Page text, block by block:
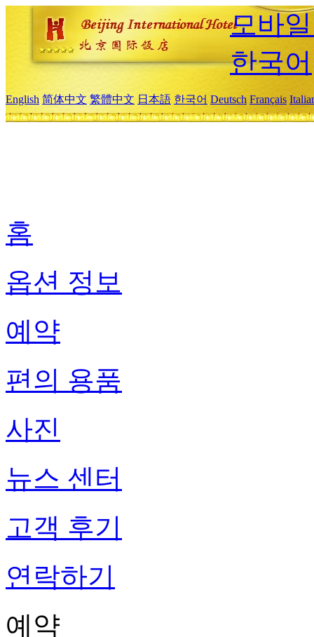
모바
한국어
English 简体中文 繁體中文 日本語 한국어 Deutsch Français
홈
옵션 정보
예약
편의 용품
사진
뉴스 센터
고객 후기
연락하기
예약